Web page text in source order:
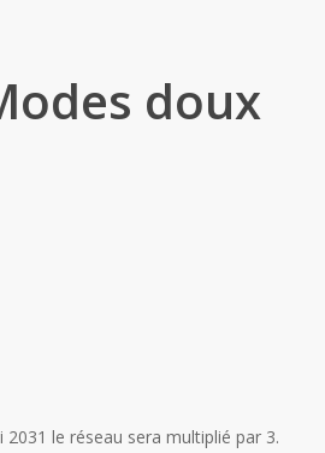
doux
2031 le réseau sera multiplié par 3.